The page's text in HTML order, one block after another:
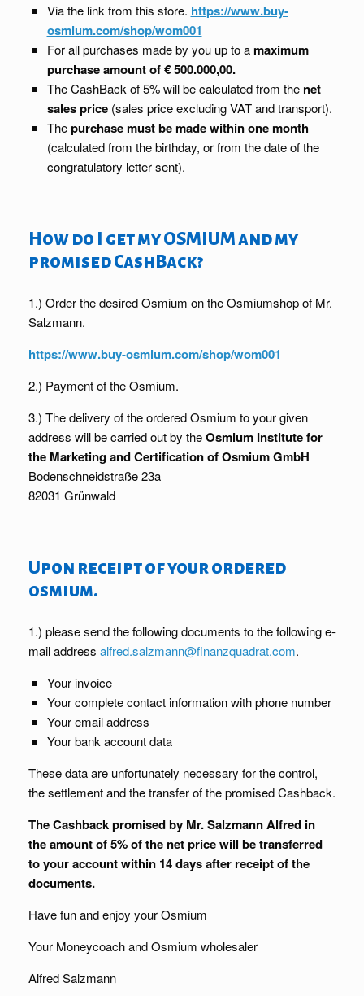
Via the link from this store. https://www.buy-
osmium.com/shop/wom001
For all purchases made by you up to amaximum
purchase amount of € 500.000,00.
The CashBack of 5% will be calculated from the net
sales price(sales price excluding VAT and transport).
Thepurchase must be made within one month
(calculated from the birthday, or from the date of the
congratulatory letter sent).
How do I get my OSMIUM and my
promised CashBack?
1.) Order the desired Osmium on the Osmiumshop of Mr.
Salzmann.
https://www.buy-osmium.com/shop/wom001
2.) Payment of the Osmium.
3.) The delivery of the ordered Osmium to your given
address will be carried out by theOsmium Institute for
the Marketing and Certification of Osmium GmbH
Bodenschneidstraße 23a
82031 Grünwald
Upon receipt of your ordered
osmium.
1.) please send the following documents to the following e-
mail address alfred.salzmann@finanzquadrat.com.
Your invoice
Your complete contact information with phone number
Your email address
Your bank account data
These data are unfortunately necessary for the control,
the settlement and the transfer of the promised Cashback.
The Cashback promised by Mr. Salzmann Alfred in
the amount of 5% of the net price will be transferred
to your account within 14 days after receipt of the
documents.
Have fun and enjoy your Osmium
Your Moneycoach and Osmium wholesaler
Alfred Salzmann